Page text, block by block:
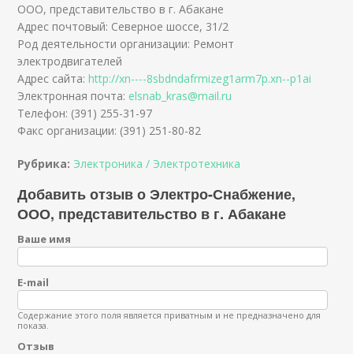
ООО, представительство в г. Абакане
Адрес почтовый: Северное шоссе, 31/2
Род деятельности организации: Ремонт
электродвигателей
Адрес сайта:http://xn----8sbdndafrmizeg1arm7p.xn--p1ai
Электронная почта: elsnab_kras@mail.ru
Телефон: (391) 255-31-97
Факс организации: (391) 251-80-82
Рубрика: Электроника / Электротехника
Добавить отзыв о Электро-Снабжение,
ООО, представительство в г. Абакане
Ваше имя
E-mail
Содержание этого поля является приватным и не предназначено для
показа.
Отзыв